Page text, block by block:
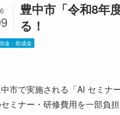
豊中市「令和8年
る！
金・助成金
市で実施される「AI セミナ
ミナー・研修費用を一部負